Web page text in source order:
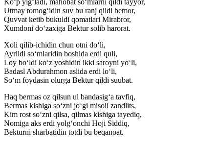
Ko‘p yig‘ladi, mahobat so‘mlarni qildi tayyor,
Utmay tomog‘idin suv bu ranj qildi bemor,
Quvvat ketib bukuldi qomatlari Mirabror,
Xumdoni do‘zaxiga Bektur solib harorat.
Xoli qilib-ichidin chun otni do‘li,
Ayrildi so‘mlaridin boshida erdi quli,
Loy bo‘ldi ko‘z yoshidin ikki saroyni yo‘li,
Badasl Abdurahmon aslida erdi lo‘li,
So‘m foydasin olurga Bektur qildi suubat.
Haq bermas oz qilsun ul bandasig‘a tavfiq,
Bermas kishiga so‘zni jo‘gi misoli zandlits,
Kim rost so‘zni qilsa, qilmas kishiga tayediq,
Nomiga aks erdi yolg‘onchi Hoji Siddiq,
Bekturni sharbatidin totdi bu beqanoat.